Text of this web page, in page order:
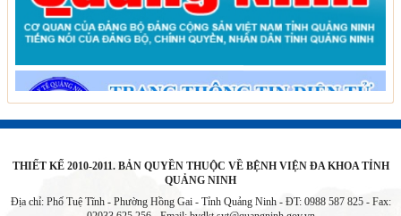
THIẾT KẾ 2010-2011. BẢN QUYỀN THUỘC VỀ BỆNH VIỆN ĐA KHOA TỈNH
QUẢNG NINH
Địa chỉ: Phố Tuệ Tĩnh - Phường Hồng Gai - Tỉnh Quảng Ninh - ĐT: 0988 587 825 - Fax: